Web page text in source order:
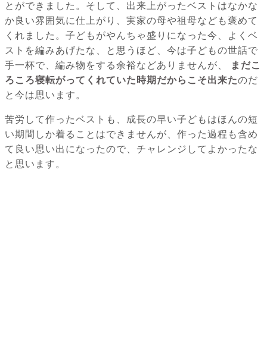
とができました。そして、出来上がったベストはなかな
か良い雰囲気に仕上がり、実家の母や祖母なども褒めて
くれました。子どもがやんちゃ盛りになった今、よくベ
ストを編みあげたな、と思うほど、今は子どもの世話で
手一杯で、編み物をする余裕などありませんが、
まだこ
ろころ寝転がってくれていた時期だからこそ出来たのだ
と今は思います。
苦労して作ったベストも、成長の早い子どもはほんの短
い期間しか着ることはできませんが、作った過程も含め
て良い思い出になったので、チャレンジしてよかったな
と思います。